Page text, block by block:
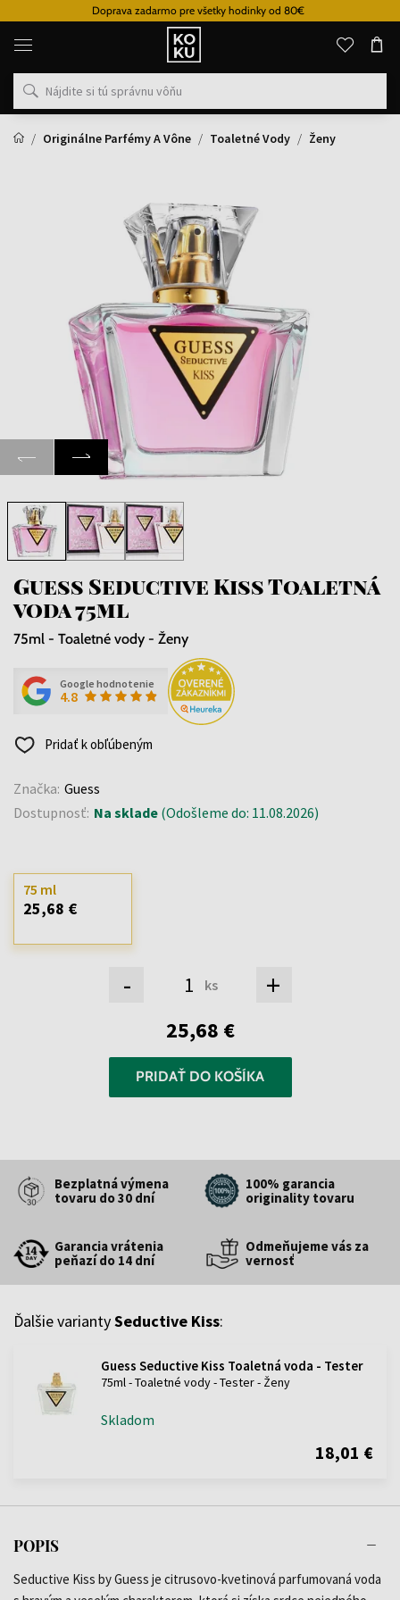
Doprava zadarmo pre všetky hodinky od 80€
Originálne
parfémy
hodinky
na
mieste
Originálne Parfémy A Vône
Toaletné Vody Ženy
Guess Seductive Kiss Toaletná
voda 75ml
75ml - Toaletné vody - Ženy
Google hodnotenie
4.8
Pridať k obľúbeným
Značka: Guess
Dostupnosť: Na sklade (Odošleme do: 11.08.2026)
- ks +
75 ml
25,68 €
25,68 €
PRIDAŤ DO KOŠÍKA
Bezplatná výmena
tovaru do 30 dní
100% garancia
originality tovaru
Garancia vrátenia
peňazí do 14 dní
Odmeňujeme vás za
vernosť
Ďalšie variantySeductive Kiss:
Guess Seductive Kiss Toaletná voda - Tester
75ml - Toaletné vody - Tester - Ženy
Skladom
18,01 €
POPIS
Seductive Kiss by Guess je citrusovo-kvetinová parfumovaná voda